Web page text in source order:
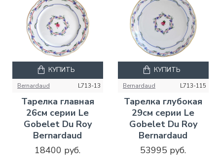
Bernardaud L713-13
Тарелка главная
26см серии Le
Gobelet Du Roy
Bernardaud
18400 руб.
КУПИТЬ
Bernardaud L713-115
Тарелка глубокая
29см серии Le
Gobelet Du Roy
Bernardaud
53995 руб.
КУПИТЬ